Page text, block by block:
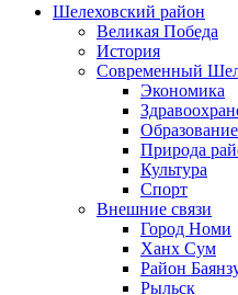
Шелеховский район
Великая Победа
История
Современный
Экономика
Образование
Природа
Культура
Спорт
Внешние связи
Город Номи
Ханх Сум
Район
Рыльск